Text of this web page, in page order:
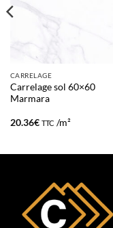
CARRELAGE
Carrelage sol 60×60
Marmara
20.36€ TTC /m²